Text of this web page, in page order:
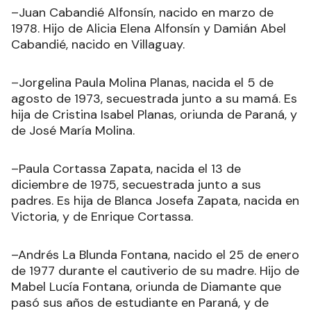
–Juan Cabandié Alfonsín, nacido en marzo de
1978. Hijo de Alicia Elena Alfonsín y Damián Abel
Cabandié, nacido en Villaguay.
–Jorgelina Paula Molina Planas, nacida el 5 de
agosto de 1973, secuestrada junto a su mamá. Es
hija de Cristina Isabel Planas, oriunda de Paraná, y
de José María Molina.
–Paula Cortassa Zapata, nacida el 13 de
diciembre de 1975, secuestrada junto a sus
padres. Es hija de Blanca Josefa Zapata, nacida en
Victoria, y de Enrique Cortassa.
–Andrés La Blunda Fontana, nacido el 25 de enero
de 1977 durante el cautiverio de su madre. Hijo de
Mabel Lucía Fontana, oriunda de Diamante que
pasó sus años de estudiante en Paraná, y de